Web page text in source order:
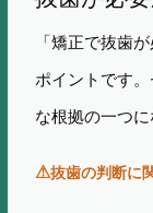
「矯正で抜歯
ポイントです
な根拠の一つに
抜歯の判断に